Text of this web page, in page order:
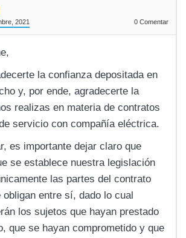
2021
0 Comentar
la confianza depositada en
y, por ende, agradecerte la
realizas en materia de contratos
servicio con compañía eléctrica.
es importante dejar claro que
se establece nuestra legislación
las partes del contrato
entre sí, dado lo cual
los sujetos que hayan prestado
que se hayan comprometido y que